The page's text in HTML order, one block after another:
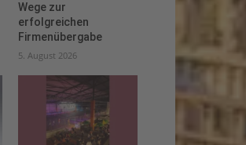
Wege zur
erfolgreichen
Firmenübergabe
5. August 2026